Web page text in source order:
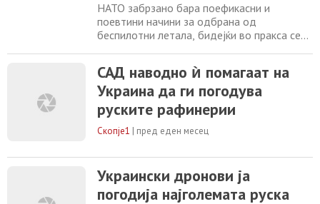
НАТО забрзано бара поефикасни и
поевтини начини за одбрана од
беспилотни летала, бидејќи во пракса се
беспилотни летала, кои често чинат многу
пати помалку. За ова се разговараше на
вториот настан за Денот на индустријата
на AIRCOM во воздухопловната база
Рамштајн во Германија, каде
САД наводно ѝ помагаат на
Украина да ги погодува
руските рафинерии
Скопје1 | пред еден месец
Украински дронови ја
погодија најголемата руска